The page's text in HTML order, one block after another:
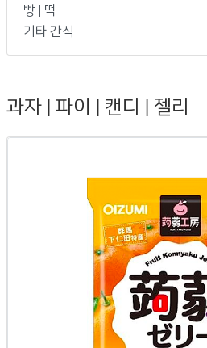
빵 | 떡
기타 간식
과자 | 파이 | 캔디 | 젤리